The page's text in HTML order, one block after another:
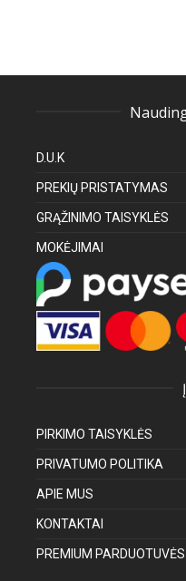
D.U.K
PREKIŲ PRISTATYMAS
GRĄŽINIMO TAISYKLĖS
MOKĖJIMAI
PIRKIMO TAISYKLĖS
PRIVATUMO POLITIKA
APIE MUS
KONTAKTAI
PREMIUM PARDUOTUVĖS